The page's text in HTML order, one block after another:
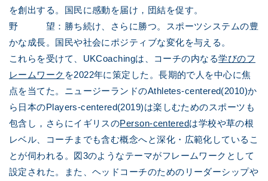
を創出する。国民に感動を届け，団結を促す。
野 望：勝ち続け、さらに勝つ。スポーツシステムの豊
かな成長。国民や社会にポジティブな変化を与える。
これらを受けて、UKCoachingは、コーチの内なる学びのフ
レームワーク を2022年に策定した。長期的で人を中心に焦
点を当てた。ニュージーランドのAthletes-centered(2010)か
ら日本のPlayers-centered(2019)は楽しむためのスポーツも
包含し，さらにイギリスのPerson-centeredは学校や草の根
レベル、コーチまでも含む概念へと深化・広範化しているこ
とが伺われる。図3のようなテーマがフレームワークとして
設定された。また、ヘッドコーチのためのリーダーシップや